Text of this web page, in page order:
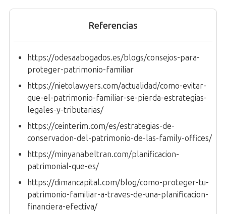
Referencias
https://odesaabogados.es/blogs/consejos-para-
proteger-patrimonio-familiar
https://nietolawyers.com/actualidad/como-evitar-
que-el-patrimonio-familiar-se-pierda-estrategias-
legales-y-tributarias/
https://ceinterim.com/es/estrategias-de-
conservacion-del-patrimonio-de-las-family-offices/
https://minyanabeltran.com/planificacion-
patrimonial-que-es/
https://dimancapital.com/blog/como-proteger-tu-
patrimonio-familiar-a-traves-de-una-planificacion-
financiera-efectiva/